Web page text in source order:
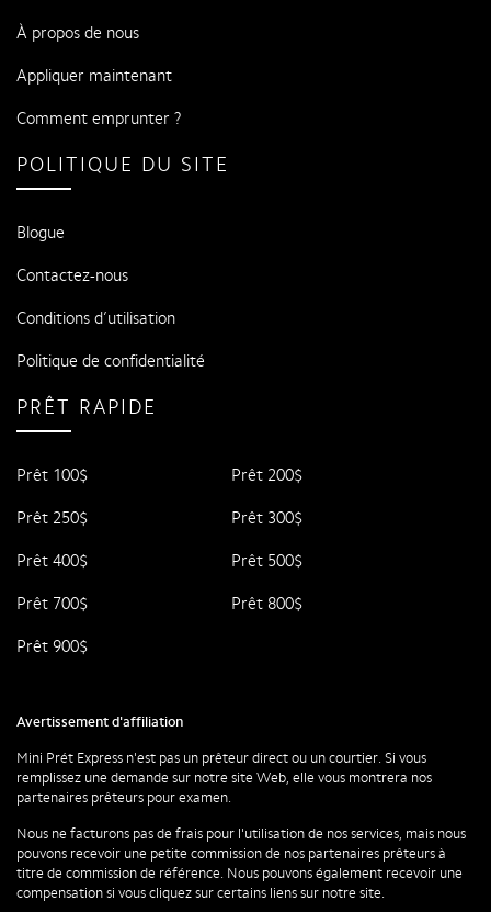
À propos de nous
Appliquer maintenant
Comment emprunter ?
POLITIQUE DU SITE
Blogue
Contactez-nous
Conditions d’utilisation
Politique de confidentialité
PRÊT RAPIDE
Prêt 100$ Prêt 200$
Prêt 250$ Prêt 300$
Prêt 400$ Prêt 500$
Prêt 700$ Prêt 800$
Prêt 900$
Avertissement d'affiliation
Mini Prét Express n'est pas un prêteur direct ou un courtier. Si vous
remplissez une demande sur notre site Web, elle vous montrera nos
partenaires prêteurs pour examen.
Nous ne facturons pas de frais pour l'utilisation de nos services, mais nous
pouvons recevoir une petite commission de nos partenaires prêteurs à
titre de commission de référence. Nous pouvons également recevoir une
compensation si vous cliquez sur certains liens sur notre site.